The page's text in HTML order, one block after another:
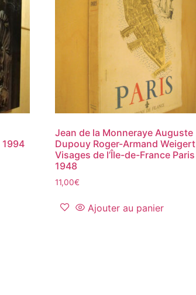
Jean de la Monneraye Auguste
Dupouy Roger-Armand Weigert
Visages de l’Île-de-France Paris
1948
11,00€
Ajouter au panier